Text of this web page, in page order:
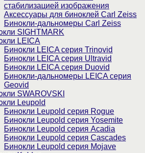
стабилизацией изображения
Аксессуары для биноклей Carl Zeiss
Бинокли-дальномеры Carl Zeiss
SIGHTMARK
LEICA
Бинокли LEICA серия Trinovid
Бинокли LEICA серия Ultravid
Бинокли LEICA серия Duovid
Бинокли-дальномеры LEICA серия
Geovid
SWAROVSKI
Leupold
Бинокли Leupold серия Rogue
Бинокли Leupold серия Yosemite
Бинокли Leupold серия Acadia
Бинокли Leupold серия Cascades
Бинокли Leupold серия Mojave